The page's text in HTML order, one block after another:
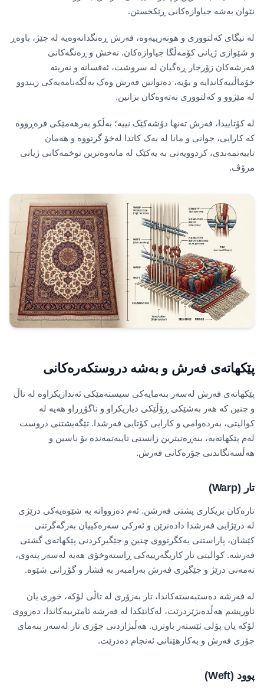
نێوان بەشە جیاوازەکانی ڕێکخستن.
لە نیگای کەلتووری و هونەرییەوە، فەرش ڕەنگدانەوەیە لە چێژ، باوەڕ
و شێوازی ژیانی کۆمەڵگا جیاوازەکان. نەخش و ڕەنگەکانی
فەرشەکان زۆرجار ڕەگیان لە سروشت، ئەفسانە و نەریتە
خۆماڵییەکاندایە و بۆیە، دەتوانین فەرش وەک بەڵگەنامەیەکی زیندوو
لە مێژوو و کەلتووری نەتەوەکان بزانین.
لە کۆتاییدا، فەرش تەنها دۆشەکێک نییە؛ بەڵکو بەرهەمێکی فرەڕووە
کە کارایی، جوانی و مانا لە یەک کاتدا لەخۆ گرتووە و هەمان
تایبەتمەندی، کردوویەتی بە یەکێک لە مانەوەترین توخمەکانی ژیانی
مرۆڤ.
پێکهاتەی فەرش و بەشە دروستکەرەکانی
پێکهاتەی فەرش لەسەر بنەمایەکی سیستەمێکی ئەندازیکراوە لە تاڵ
و چنین کە هەر بەشێکی ڕۆڵێکی دیاریکراو و ناگۆڕراو هەیە لە
کوالیتی، بەردەوامی و کارایی کۆتایی فەرشدا. تێگەیشتنی دروست
لەم پێکهاتەیە، بنەڕەتیترین زانستی تایبەتمەندە بۆ ناسین و
هەڵسەنگاندنی جۆرەکانی فەرش.
تار (Warp)
تارەکان بریکاری پشتی فەرشن. ئەم دەزووانە بە شێوەیەکی درێژی
لە درێژایی فەرشدا دادەنرێن و ئەرکی سەرەکییان بەرگەگرتنی
کێشان، پاراستنی یەکگرتووی چنین و جێگیرکردنی پێکهاتەی گشتی
فەرشە. کوالیتی تار کاریگەرییەکی ڕاستەوخۆی هەیە لەسەر پتەوی،
تەمەنی درێژ و جێگیری فەرش بەرامبەر بە فشار و گۆڕانی شێوە.
لە فەرشە دەستبەستەکاندا، تار بەزۆری لە تاڵی لۆکە، خوری یان
ئاوریشم هەڵدەبژێردرێت، لەکاتێکدا لە فەرشە ئامێرییەکاندا، دەزووی
لۆکە یان پۆلی ئێستەر باوترن. هەڵبژاردنی جۆری تار لەسەر بنەمای
جۆری فەرش و بەکارهێنانی ئەنجام دەدرێت.
پوود (Weft)